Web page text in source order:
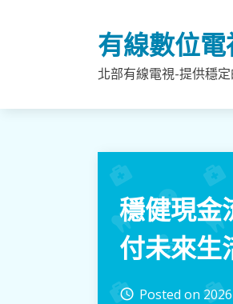
有線數位
北部有線電視-提供穩
穩健現金
付未來生
access_time Posted on